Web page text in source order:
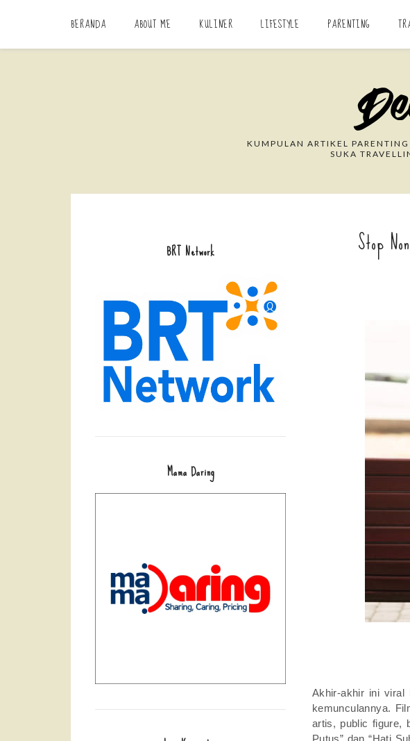
BERANDA ABOUT ME KULINER LIFESTYLE PARENTING
KUMPULAN ARTIKEL
SUKA
Stop
Akhir-akhir ini viral
kemunculannya.
artis, public figure,
BRT Network
Mama Daring